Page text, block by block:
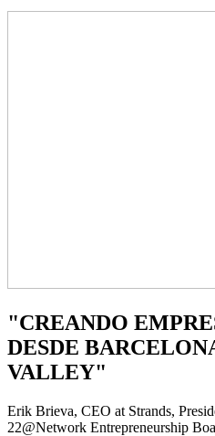
"CREANDO
DESDE
VALLEY"
Erik Brieva, CEO at Strands,
22@Network Entrepreneurship